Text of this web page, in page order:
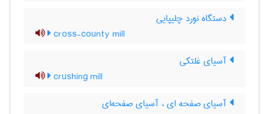
دستگاه نورد چلیپایی
cross-county mill
آسیای غلتکی
crushing mill
آسیای صفحه ای ، آسیای صفحه‌ای